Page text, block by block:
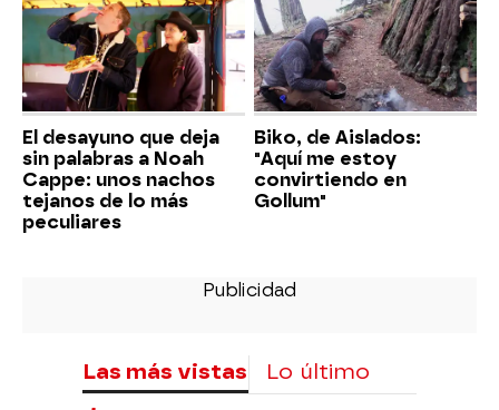
El desayuno que deja
sin palabras a Noah
Cappe: unos nachos
tejanos de lo más
peculiares
Biko, de Aislados:
"Aquí me estoy
convirtiendo en
Gollum"
Las más vistas Lo último